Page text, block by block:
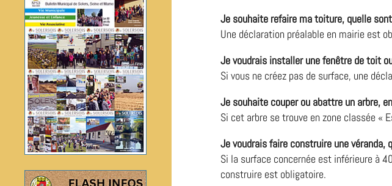
Je souhaite refaire ma toiture, quelle
Une déclaration préalable en mairie est
Je voudrais installer une fenêtre de toit
Si vous ne créez pas de surface, une
Je souhaite couper ou abattre un arbre,
Si cet arbre se trouve en zone classée «
Je voudrais faire construire une véranda,
Si la surface concernée est inférieure à
construire est obligatoire.